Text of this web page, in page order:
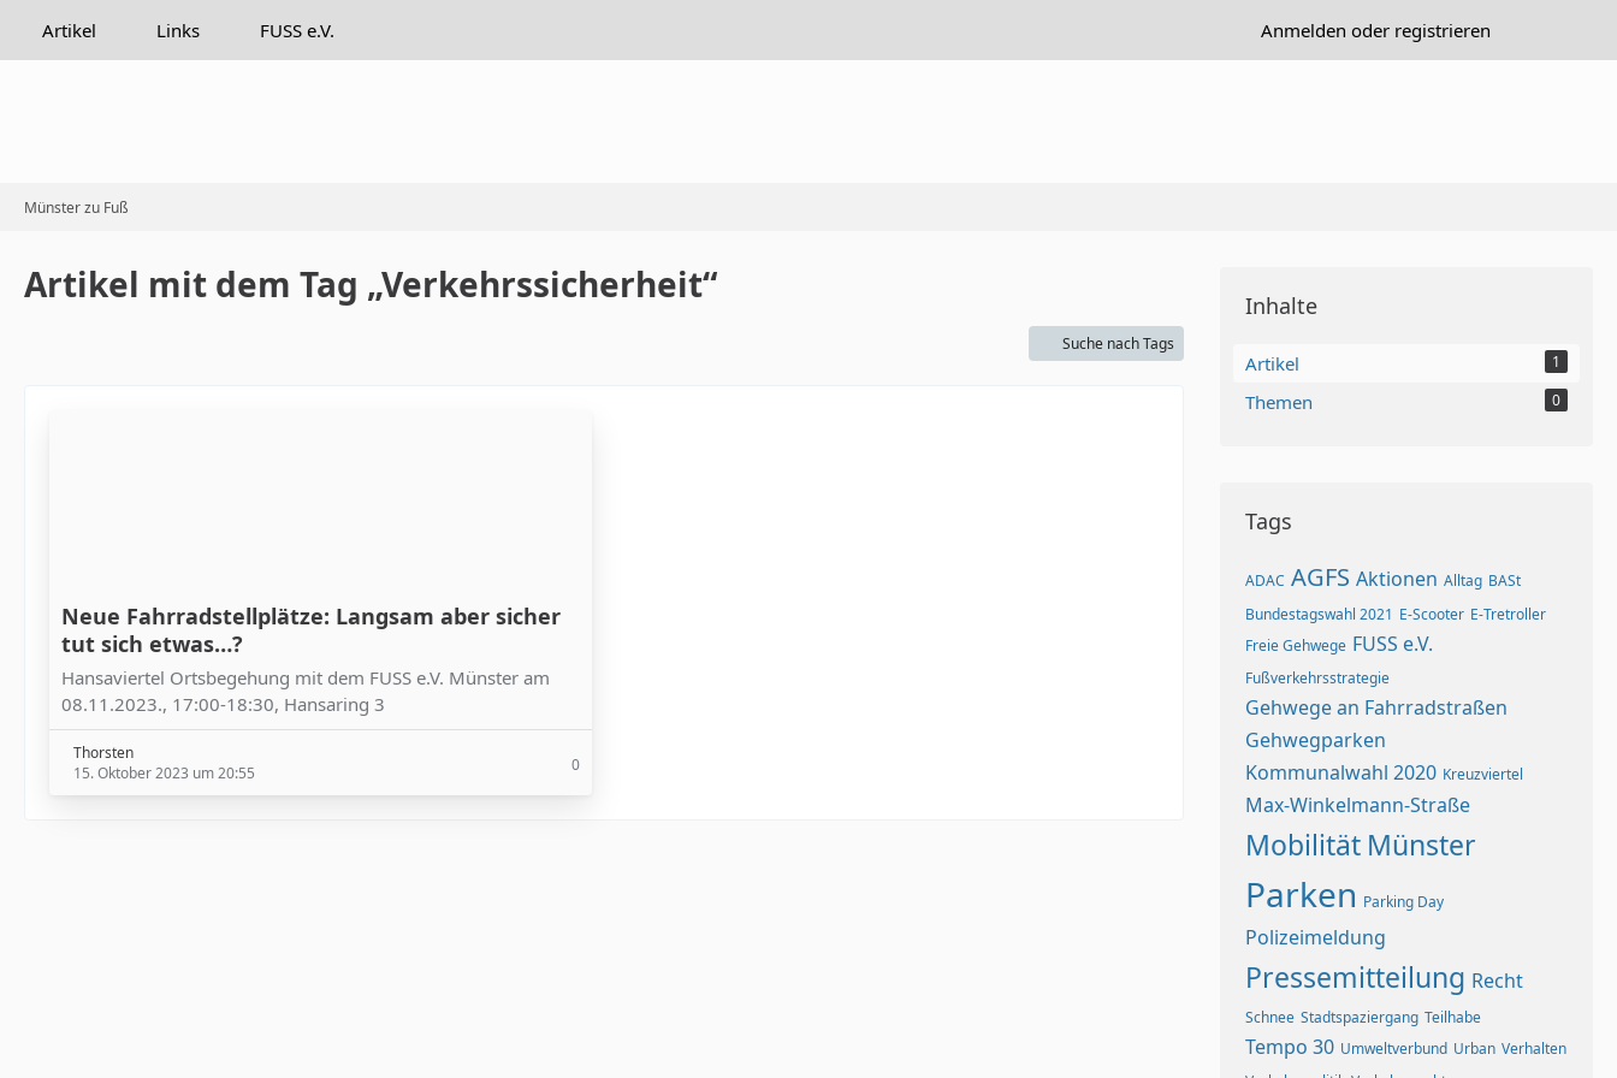
Artikel Links FUSS e.V. Anmelden oder registrieren
Münster zu Fuß
Artikel mit dem Tag „Verkehrssicherheit“
Suche nach Tags
Neue Fahrradstellplätze: Langsam aber sicher
tut sich etwas…?
Hansaviertel Ortsbegehung mit dem FUSS e.V. Münster am
08.11.2023., 17:00-18:30, Hansaring 3
Thorsten
15. Oktober 2023 um 20:55
0
Inhalte
Artikel 1
Themen 0
Tags
ADAC AGFS Aktionen Alltag BASt
Bundestagswahl 2021 E-Scooter E-Tretroller
Freie Gehwege FUSS e.V.
Fußverkehrsstrategie
Gehwege an Fahrradstraßen
Gehwegparken
Kommunalwahl 2020 Kreuzviertel
Max-Winkelmann-Straße
Mobilität Münster
Parken Parking Day
Polizeimeldung
Pressemitteilung Recht
Schnee Stadtspaziergang Teilhabe
Tempo 30 Umweltverbund Urban Verhalten